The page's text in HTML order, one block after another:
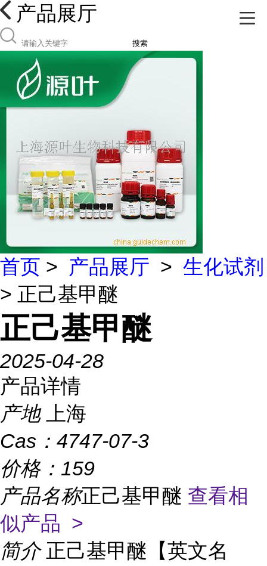
产品展厅
搜索
首页 > 产品展厅 > 生化试剂
> 正己基甲醚
正己基甲醚
2025-04-28
产品详情
产地
上海
Cas： 4747-07-3
价格： 159
产品名称正己基甲醚 查看相
似产品 >
简介 正己基甲醚【英文名